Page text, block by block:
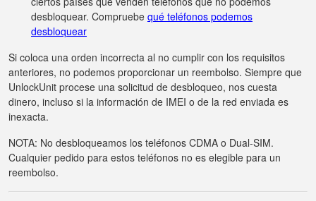
desbloquear. Compruebe qué teléfonos podemos
desbloquear
Si coloca una orden incorrecta al no cumplir con los requisitos
anteriores, no podemos proporcionar un reembolso. Siempre que
UnlockUnit procese una solicitud de desbloqueo, nos cuesta
dinero, incluso si la información de IMEI o de la red enviada es
inexacta.
NOTA: No desbloqueamos los teléfonos CDMA o Dual-SIM.
Cualquier pedido para estos teléfonos no es elegible para un
reembolso.